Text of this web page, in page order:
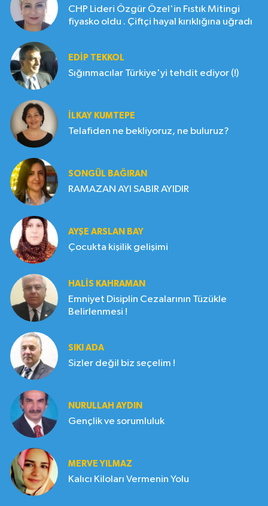
CHP Lideri Özgür Özel'in Fıstık Mitingi
fiyasko oldu . Çiftçi hayal kırıklığına uğradı
EDIP TEKKOL
Sığınmacılar Türkiye'yi tehdit ediyor (!)
İLKAY KUMTEPE
Telafiden ne bekliyoruz, ne buluruz?
SONGÜL BAĞIRAN
RAMAZAN AYI SABIR AYIDIR
AYŞE ARSLAN BAY
Çocukta kişilik gelişimi
HALIS KAHRAMAN
Emniyet Disiplin Cezalarının Tüzükle
Belirlenmesi !
SIKI ADA
Sizler değil biz seçelim !
NURULLAH AYDIN
Gençlik ve sorumluluk
MERVE YILMAZ
Kalıcı Kiloları Vermenin Yolu